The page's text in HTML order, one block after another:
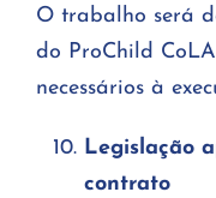
O trabalho será
do ProChild
necessários à
Legislação
contrato